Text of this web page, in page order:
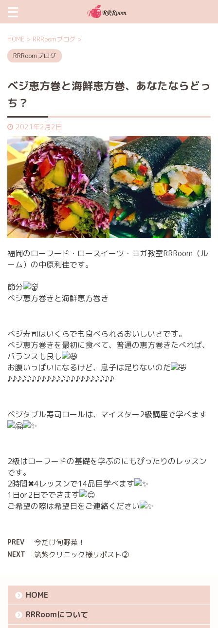
HOME > RRRoomブログ >
RRRoomブログ
ベジ恵方巻と海鮮恵方巻、あなたならどっ
ち？
2021年2月2日
福岡のローフード・ロースイーツ・ヨガ教室RRRoom（ル
ーム）の中原利佳です。
節分
ベジ恵方巻きと海鮮恵方巻き
ベジ寿司はいくらでも食べられるおいしいさです。
ベジ恵方巻きを最初に食べて、普通の恵方巻きたべれば、
バランスも良し
お腹いっぱいになるけど、息子は足りないのだ
♪♪♪♪♪♪♪♪♪♪♪♪♪♪♪♪♪♪♪♪♪♪
ベジタブル寿司ロールは、マイスター2級講座で学べます
2級はローフードの基礎を学ぶのにもぴったりのレッスン
です。
2時間✖︎4レッスンで14品目学べます
1日or2日でできます
ご希望の際は希望日をご連絡ください
PREV 今だけ旬野菜！
NEXT 筑紫クリニック様リポスト②
HOME
RRRoomについて